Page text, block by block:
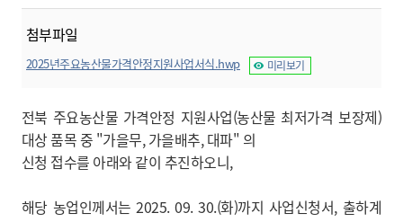
첨부파일
2025년주요농산물가격안정지원사업서식.hwp 미리보기
전북 주요농산물 가격안정 지원사업(농산물 최저가격 보장제)
대상 품목 중 "가을무, 가을배추, 대파" 의
신청 접수를 아래와 같이 추진하오니,
해당 농업인께서는 2025. 09. 30.(화)까지 사업신청서, 출하계